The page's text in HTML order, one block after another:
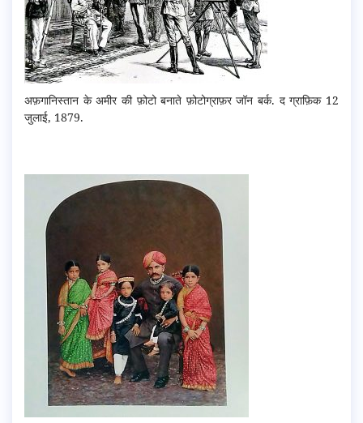
अफ़गानिस्तान के अमीर की फ़ोटो बनाते फ़ोटोग्राफ़र जॉन बर्क. द ग्राफ़िक 12
जुलाई, 1879.